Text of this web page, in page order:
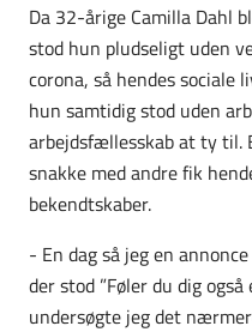
Da 32-årige Camilla Dahl
stod hun pludseligt uden
corona, så hendes sociale
hun samtidig stod uden
arbejdsfællesskab at ty til.
snakke med andre fik
bekendtskaber.
- En dag så jeg en
der stod ”Føler du dig også
undersøgte jeg det